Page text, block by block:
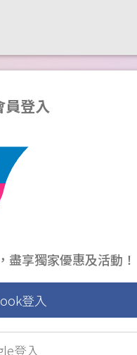
登入
享獨家優惠及活動！
登入
登入